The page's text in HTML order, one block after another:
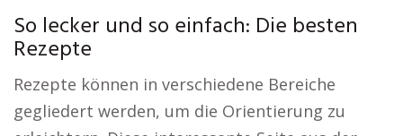
So lecker und so einfach: Die besten
Rezepte
Rezepte können in verschiedene Bereiche
gegliedert werden, um die Orientierung zu